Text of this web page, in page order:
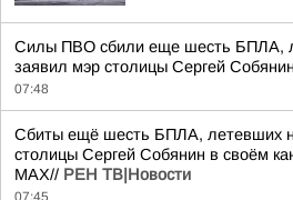
Силы ПВО сбили еще шесть БПЛА,
заявил мэр столицы Сергей
07:48
Сбиты ещё шесть БПЛА, летевших
столицы Сергей Собянин в своём
МАХ// РЕН ТВ|Новости
07:45